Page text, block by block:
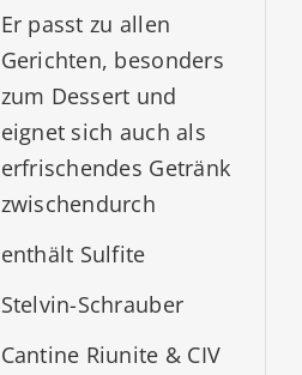
Er passt zu allen
Gerichten, besonders
zum Dessert und
eignet sich auch als
erfrischendes Getränk
zwischendurch
enthält Sulfite
Stelvin-Schrauber
Cantine Riunite & CIV